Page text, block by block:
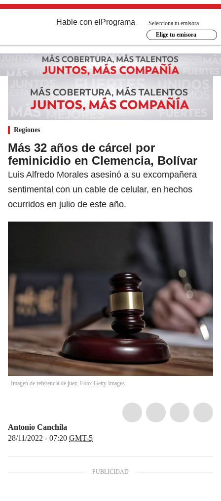
Hable con el Programa
Selecciona tu emisora
Elige tu emisora
Regiones
Más 32 años de cárcel por
feminicidio en Clemencia, Bolívar
Luis Alfredo Morales asesinó a su excompañera
sentimental con un cable de celular, en hechos
ocurridos en julio de este año.
Imagen de referencia de juez. Foto: Getty Images.
Antonio Canchila
28/11/2022 - 07:20 GMT-5